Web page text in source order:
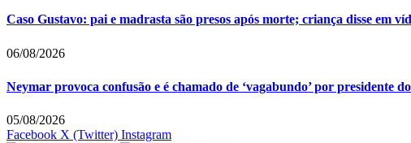
Caso Gustavo: pai e madrasta são presos após morte; criança disse em
06/08/2026
Neymar provoca confusão e é chamado de ‘vagabundo’ por presidente
05/08/2026
Facebook X (Twitter) Instagram